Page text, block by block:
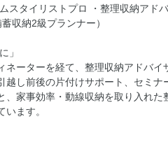
スタイリストプロ ・整理収納アド
収納2級プランナー）
」
ネーターを経て、整理収納アドバ
し前後の片付けサポート、セミナ
、家事効率・動線収納を取り入れ
ます。